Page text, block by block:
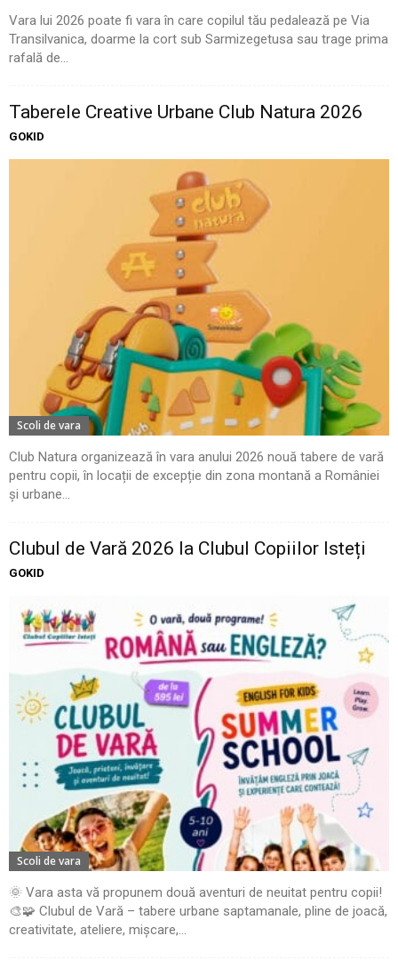
Vara lui 2026 poate fi vara în care copilul tău pedalează pe Via
Transilvanica, doarme la cort sub Sarmizegetusa sau trage prima
rafală de...
Taberele Creative Urbane Club Natura 2026
GOKID
Scoli de vara
Club Natura organizează în vara anului 2026 nouă tabere de vară
pentru copii, în locații de excepție din zona montană a României
și urbane...
Clubul de Vară 2026 la Clubul Copiilor Isteți
GOKID
Scoli de vara
🌞 Vara asta vă propunem două aventuri de neuitat pentru copii!
🎨🧩 Clubul de Vară – tabere urbane saptamanale, pline de joacă,
creativitate, ateliere, mișcare,...